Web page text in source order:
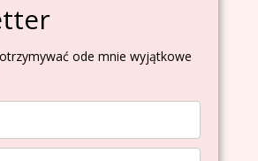
ode mnie wyjątkowe